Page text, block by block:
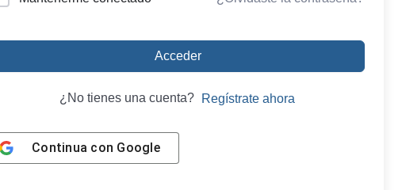
Acceder
¿No tienes una cuenta? Regístrate ahora
Continua con Google